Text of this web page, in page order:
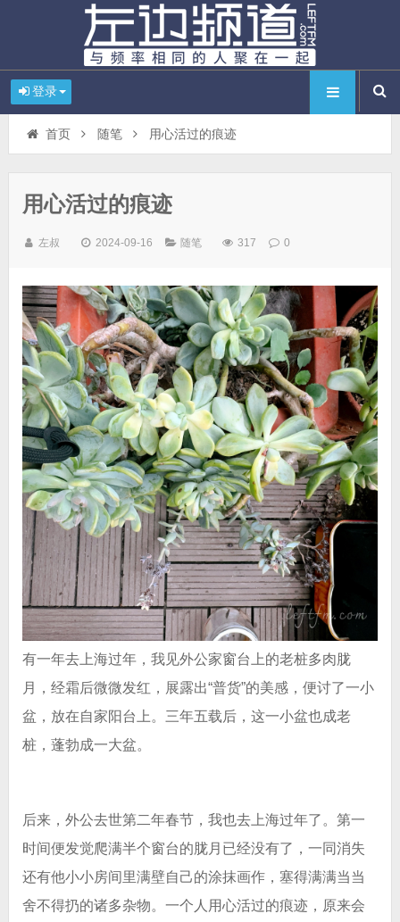
登录
首页 随笔 用心活过的痕迹
用心活过的痕迹
左叔 2024-09-16 随笔 317 0
有一年去上海过年，我见外公家窗台上的老桩多肉胧
月，经霜后微微发红，展露出“普货”的美感，便讨了一小
盆，放在自家阳台上。三年五载后，这一小盆也成老
桩，蓬勃成一大盆。
后来，外公去世第二年春节，我也去上海过年了。第一
时间便发觉爬满半个窗台的胧月已经没有了，一同消失
还有他小小房间里满壁自己的涂抹画作，塞得满满当当
舍不得扔的诸多杂物。一个人用心活过的痕迹，原来会